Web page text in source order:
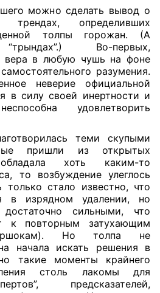
можно сделать вывод о
трендах, определивших
толпы горожан. (А
Во-первых,
вера в любую чушь на фоне
разумения.
неверие официальной
в силу своей инертности и
удовлетворить
теми скупыми
пришли из открытых
хоть каким-то
то возбуждение улеглось
стало известно, что
в изрядном удалении, но
сильными, что
к повторным затухающим
Но толпа не
начала искать решения в
такие моменты крайнего
столь лакомы для
предсказателей,